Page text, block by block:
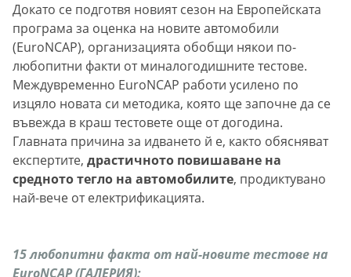
Докато се подготвя новият сезон на Европейската
програма за оценка на новите автомобили
(EuroNCAP), организацията обобщи някои по-
любопитни факти от миналогодишните тестове.
Междувременно EuroNCAP работи усилено по
изцяло новата си методика, която ще започне да се
въвежда в краш тестовете още от догодина.
Главната причина за идването й е, както обясняват
експертите, драстичното повишаване на
средното тегло на автомобилите, продиктувано
най-вече от електрификацията.
15 любопитни факта от най-новите тестове на
EuroNCAP (ГАЛЕРИЯ):